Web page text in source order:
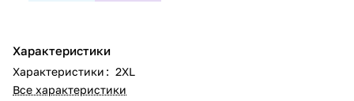
Характеристики
Характеристики : 2XL
Все характеристики